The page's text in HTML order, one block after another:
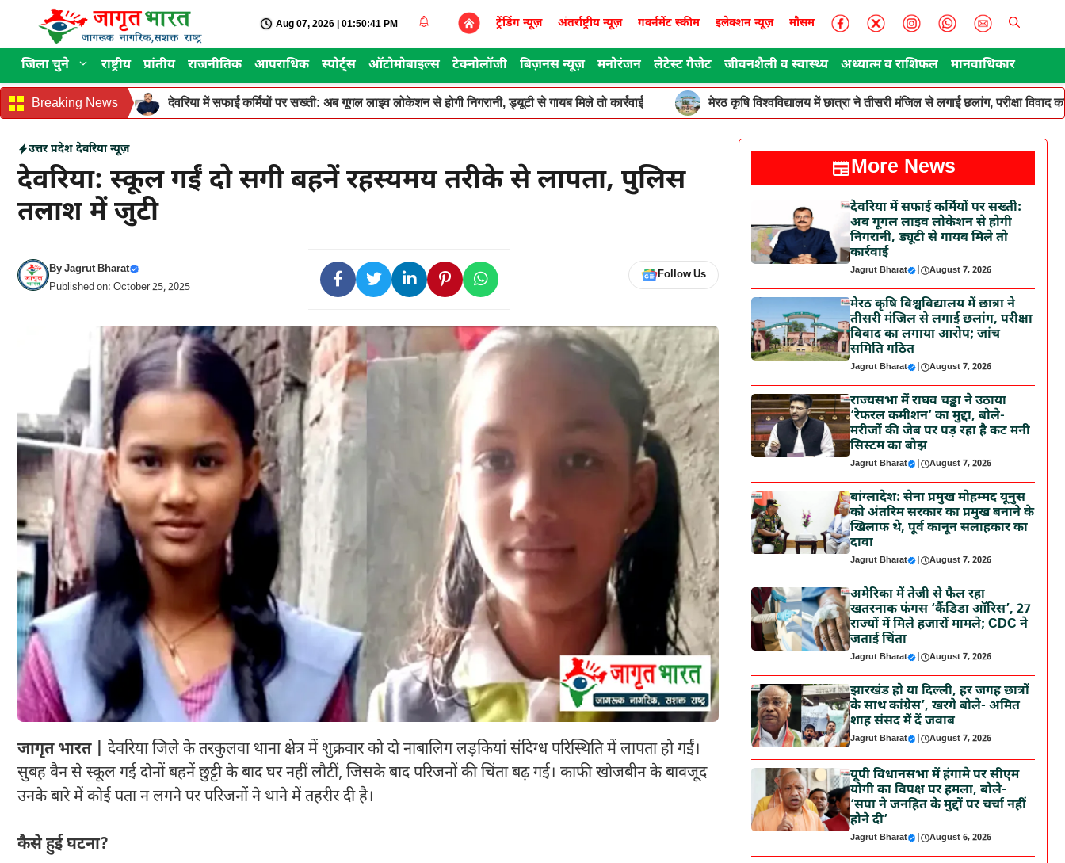
content
Aug 07, 2026 | 01:50:41 PM ट्रेंडिंग न्यूज़ अंतर्राष्ट्रीय न्यूज़ गवर्नमेंट स्कीम इलेक्शन न्यूज़ मौसम
जिला चुने राष्ट्रीय प्रांतीय राजनीतिक आपराधिक स्पोर्ट्स ऑटोमोबाइल्स टेक्नोलॉजी बिज़नस न्यूज़ मनोरंजन लेटेस्ट गैजेट जीवनशैली व स्वास्थ्य अध्यात्म व राशिफल मानवाधिकार
Breaking News देवरिया में सफाई कर्मियों पर सख्ती: अब गूगल लाइव लोकेशन से होगी निगरानी, ड्यूटी से गायब मिले तो कार्रवाई मेरठ कृषि विश्वविद्यालय में छात्रा ने तीसरी मंजिल से लगाई छलांग, परीक्षा विवाद
उत्तर प्रदेश देवरिया न्यूज़
देवरिया: स्कूल गईं दो सगी बहनें रहस्यमय तरीके से लापता, पुलिस
तलाश में जुटी
ByJagrut Bharat
Published on: October 25, 2025
Follow Us
जागृत भारत |
देवरिया जिले के तरकुलवा थाना क्षेत्र में शुक्रवार को दो नाबालिग लड़कियां संदिग्ध परिस्थिति में लापता हो गईं।
सुबह वैन से स्कूल गई दोनों बहनें छुट्टी के बाद घर नहीं लौटीं, जिसके बाद परिजनों की चिंता बढ़ गई। काफी खोजबीन के बावजूद
उनके बारे में कोई पता न लगने पर परिजनों ने थाने में तहरीर दी है।
कैसे हुई घटना?
More News
देवरिया में सफाई कर्मियों पर सख्ती:
अब गूगल लाइव लोकेशन से होगी
निगरानी, ड्यूटी से गायब मिले तो
कार्रवाई
Jagrut Bharat | August 7, 2026
मेरठ कृषि विश्वविद्यालय में छात्रा ने
तीसरी मंजिल से लगाई छलांग, परीक्षा
विवाद का लगाया आरोप; जांच
समिति गठित
Jagrut Bharat | August 7, 2026
राज्यसभा में राघव चड्ढा ने उठाया
‘रेफरल कमीशन’ का मुद्दा, बोले-
मरीजों की जेब पर पड़ रहा है कट मनी
सिस्टम का बोझ
Jagrut Bharat | August 7, 2026
बांग्लादेश: सेना प्रमुख मोहम्मद यूनुस
को अंतरिम सरकार का प्रमुख बनाने के
खिलाफ थे, पूर्व कानून सलाहकार का
दावा
Jagrut Bharat | August 7, 2026
अमेरिका में तेजी से फैल रहा
खतरनाक फंगस ‘कैंडिडा ऑरिस’, 27
राज्यों में मिले हजारों मामले; CDC ने
जताई चिंता
Jagrut Bharat | August 7, 2026
झारखंड हो या दिल्ली, हर जगह छात्रों
के साथ कांग्रेस’, खरगे बोले- अमित
शाह संसद में दें जवाब
Jagrut Bharat | August 7, 2026
यूपी विधानसभा में हंगामे पर सीएम
योगी का विपक्ष पर हमला, बोले-
‘सपा ने जनहित के मुद्दों पर चर्चा नहीं
होने दी’
Jagrut Bharat | August 6, 2026